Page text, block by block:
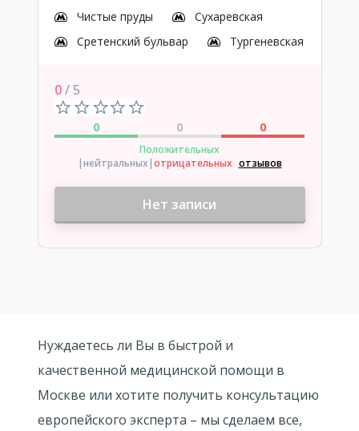
Чистые пруды
Сухаревская
Сретенский бульвар
Тургеневская
0/ 5
0 0 0
Положительных
|нейтральных|отрицательных отзывов
Нет записи
Нуждаетесь ли Вы в быстрой и
качественной медицинской помощи в
Москве или хотите получить консультацию
европейского эксперта – мы сделаем все,